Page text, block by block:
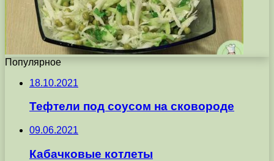
Популярное
18.10.2021
Тефтели под соусом на сковороде
09.06.2021
Кабачковые котлеты